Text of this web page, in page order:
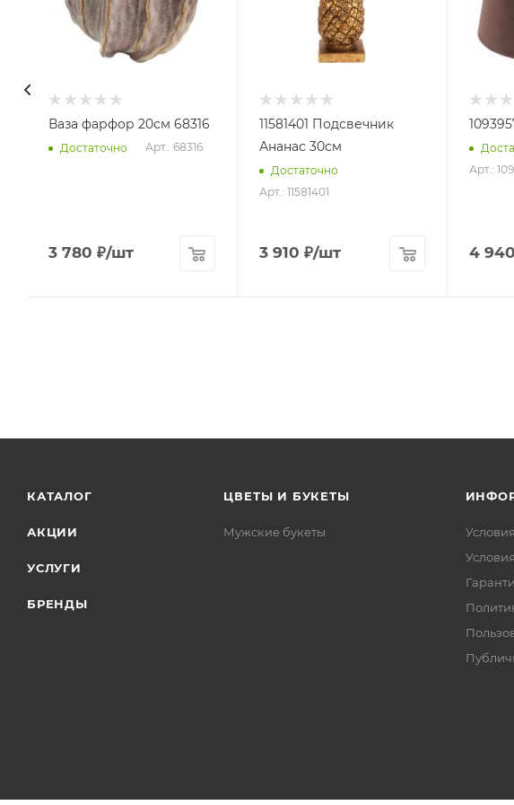
Ваза фарфор 20см 68316
Достаточно Арт.: 68316
3 780 ₽/шт
11581401 Подсвечник
Ананас 30см
Достаточно
Арт.: 11581401
3 910 ₽/шт
Арт.:
4 940
КАТАЛОГ
АКЦИИ
УСЛУГИ
БРЕНДЫ
ЦВЕТЫ И БУКЕТЫ
Мужские букеты